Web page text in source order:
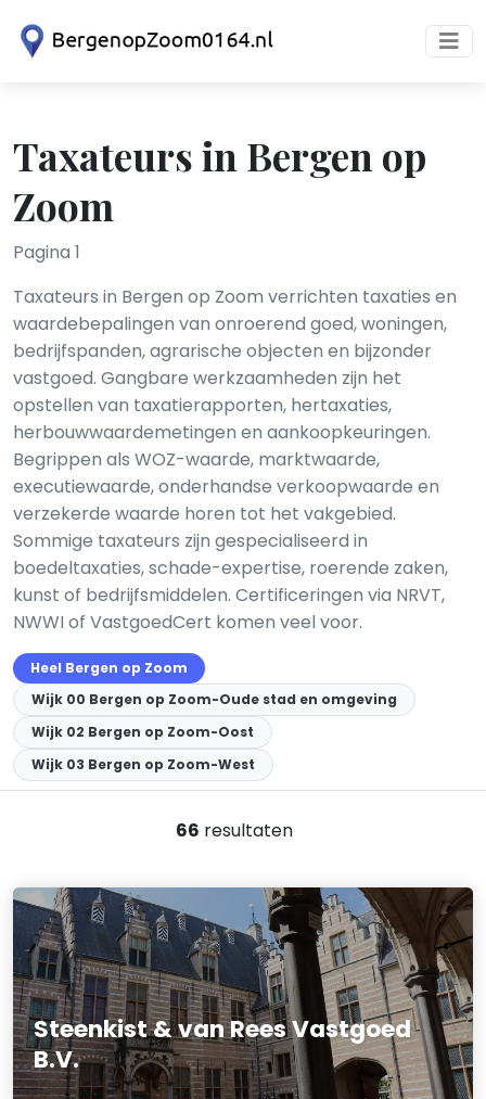
Taxateurs in Bergen op
Zoom
Pagina 1
Taxateurs in Bergen op Zoom verrichten taxaties en
waardebepalingen van onroerend goed, woningen,
bedrijfspanden, agrarische objecten en bijzonder
vastgoed. Gangbare werkzaamheden zijn het
opstellen van taxatierapporten, hertaxaties,
herbouwwaardemetingen en aankoopkeuringen.
Begrippen als WOZ-waarde, marktwaarde,
executiewaarde, onderhandse verkoopwaarde en
verzekerde waarde horen tot het vakgebied.
Sommige taxateurs zijn gespecialiseerd in
boedeltaxaties, schade-expertise, roerende zaken,
kunst of bedrijfsmiddelen. Certificeringen via NRVT,
NWWI of VastgoedCert komen veel voor.
Heel Bergen op Zoom
Wijk 00 Bergen op Zoom-Oude stad en omgeving
Wijk 02 Bergen op Zoom-Oost
Wijk 03 Bergen op Zoom-West
66 resultaten
Steenkist & van Rees Vastgoed
B.V.